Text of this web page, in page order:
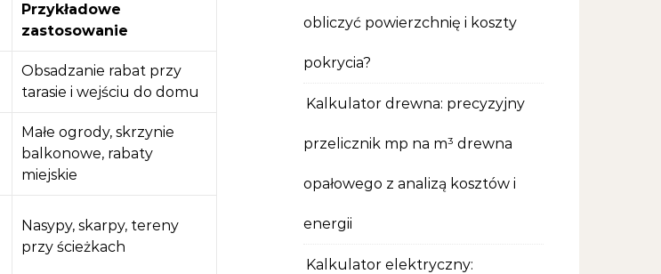
Przykładowe
zastosowanie
Obsadzanie rabat przy
tarasie i wejściu do domu
Małe ogrody, skrzynie
balkonowe, rabaty
miejskie
Nasypy, skarpy, tereny
przy ścieżkach
obliczyć powierzchnię i koszty
pokrycia?
Kalkulator drewna: precyzyjny
przelicznik mp na m³ drewna
opałowego z analizą kosztów i
energii
Kalkulator elektryczny: